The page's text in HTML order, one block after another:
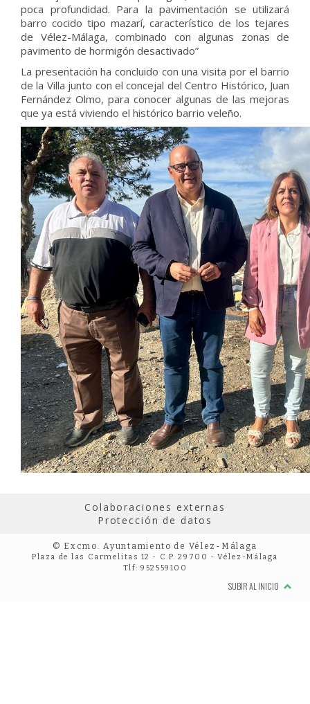
poca profundidad. Para la pavimentación se utilizará
barro cocido tipo mazarí, característico de los tejares
de Vélez-Málaga, combinado con algunas zonas de
pavimento de hormigón desactivado”
La presentación ha concluido con una visita por el barrio
de la Villa junto con el concejal del Centro Histórico, Juan
Fernández Olmo, para conocer algunas de las mejoras
que ya está viviendo el histórico barrio veleño.
Colaboraciones externas
Protección de datos
© Excmo. Ayuntamiento de Vélez-Málaga
Plaza de las Carmelitas 12 - C.P. 29700 - Vélez-Málaga
Tlf: 952559100
SUBIR AL INICIO